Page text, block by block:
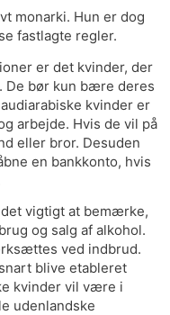
monarki. Hun er dog
fastlagte regler.
er det kvinder, der
De bør kun bære deres
kvinder er
arbejde. Hvis de vil på
eller bror. Desuden
en bankkonto, hvis
vigtigt at bemærke,
og salg af alkohol.
ved indbrud.
blive etableret
kvinder vil være i
udenlandske